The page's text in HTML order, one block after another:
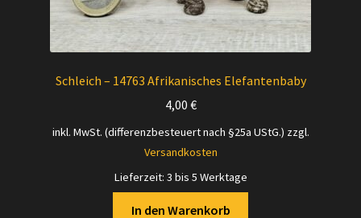
Schleich – 14763 Afrikanisches Elefantenbaby
4,00 €
inkl. MwSt. (differenzbesteuert nach §25a UStG.) zzgl.
Versandkosten
Lieferzeit: 3 bis 5 Werktage
In den Warenkorb